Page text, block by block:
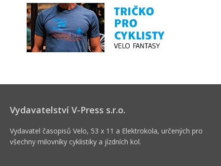
Vydavatelství V-Press s.r.o.
Vydavatel časopisů Velo, 53 x 11 a Elektrokola, určených pro
všechny milovníky cyklistiky a jízdních kol.